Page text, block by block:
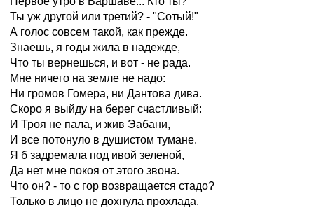
Ты уж другой или третий? - "Сотый!"
А голос совсем такой, как прежде.
Знаешь, я годы жила в надежде,
Что ты вернешься, и вот - не рада.
Мне ничего на земле не надо:
Ни громов Гомера, ни Дантова дива.
Скоро я выйду на берег счастливый:
И Троя не пала, и жив Эабани,
И все потонуло в душистом тумане.
Я б задремала под ивой зеленой,
Да нет мне покоя от этого звона.
Что он? - то с гор возвращается стадо?
Только в лицо не дохнула прохлада.